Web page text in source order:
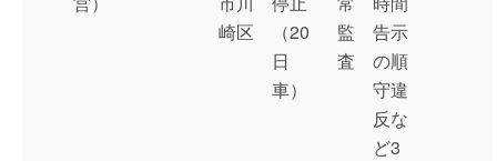
崎区
（20
日
車）
監
査
告示
の順
守違
反な
ど3